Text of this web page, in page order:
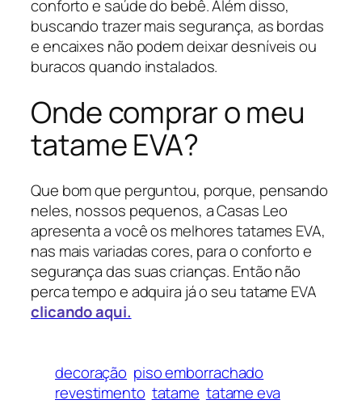
conforto e saúde do bebê. Além disso,
buscando trazer mais segurança, as bordas
e encaixes não podem deixar desníveis ou
buracos quando instalados.
Onde comprar o meu
tatame EVA?
Que bom que perguntou, porque, pensando
neles, nossos pequenos, a Casas Leo
apresenta a você os melhores tatames EVA,
nas mais variadas cores, para o conforto e
segurança das suas crianças. Então não
perca tempo e adquira já o seu tatame EVA
clicando aqui.
decoração piso emborrachado
revestimento tatame tatame eva